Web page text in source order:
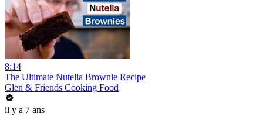
8:14
The Ultimate Nutella Brownie Recipe
Glen & Friends Cooking Food
il y a 7 ans